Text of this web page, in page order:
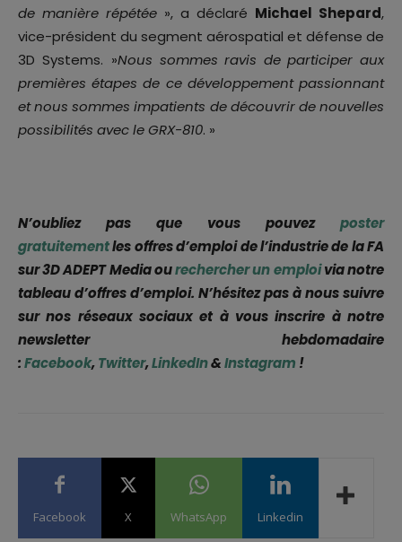
de manière répétée », a déclaré Michael Shepard,
vice-président du segment aérospatial et défense de
3D Systems. »Nous sommes ravis de participer aux
premières étapes de ce développement passionnant
et nous sommes impatients de découvrir de nouvelles
possibilités avec le GRX-810. »
N’oubliez pas que vous pouvez poster
gratuitementles offres d’emploi de l’industrie de la FA
sur 3D ADEPT Media ourechercher un emploivia notre
tableau d’offres d’emploi. N’hésitez pas à nous suivre
sur nos réseaux sociaux et à vous inscrire à notre
newsletter hebdomadaire
:Facebook,Twitter,LinkedIn&Instagram !
Facebook X WhatsApp Linkedin